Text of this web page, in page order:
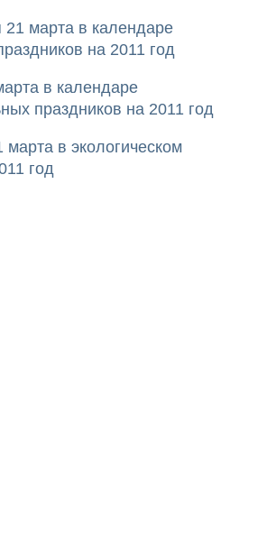
марта в календаре
на 2011 год
в календаре
праздников на 2011 год
марта в экологическом
год